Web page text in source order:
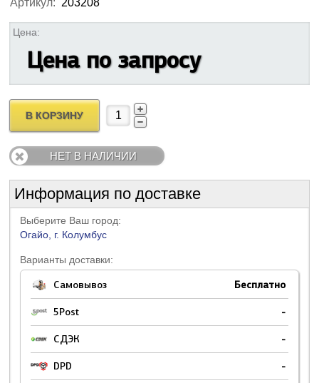
Артикул: 203208
Цена:
Цена по запросу
В КОРЗИНУ
НЕТ В НАЛИЧИИ
Информация по доставке
Выберите Ваш город:
Огайо, г. Колумбус
Варианты доставки:
Самовывоз Бесплатно
5Post -
СДЭК -
DPD -